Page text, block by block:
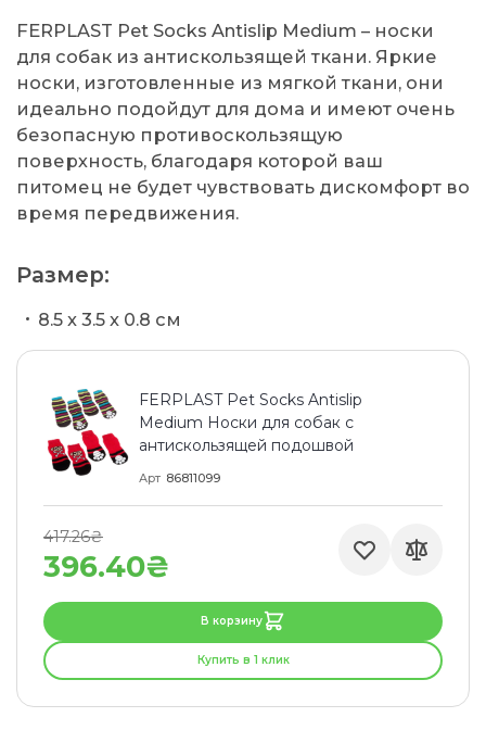
FERPLAST Pet Socks Antislip Medium – носки
для собак из антискользящей ткани. Яркие
носки, изготовленные из мягкой ткани, они
идеально подойдут для дома и имеют очень
безопасную противоскользящую
поверхность, благодаря которой ваш
питомец не будет чувствовать дискомфорт во
время передвижения.
Размер:
8.5 x 3.5 x 0.8 см
FERPLAST Pet Socks Antislip
Medium Носки для собак с
антискользящей подошвой
Арт 86811099
396.40₴
417.26₴
В корзину
Купить в 1 клик